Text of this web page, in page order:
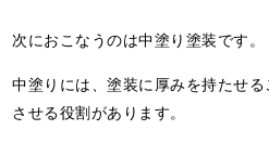
次におこなうのは中塗り塗装です。
中塗りには、塗装に厚みを持たせ
させる役割があります。